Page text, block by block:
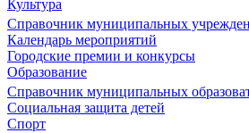
Культура
Справочник муниципальных
Календарь мероприятий
Городские премии и конкурсы
Образование
Справочник муниципальных
Социальная защита детей
Спорт